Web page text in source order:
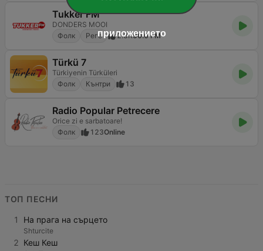
Tukker FM
DONDERS MOOI
Фолк
Реге 2.3K90.0 FM
Türkü 7
Türkiyenin Türküleri
Фолк
Кънтри 13
Radio Popular Petrecere
Orice zi e sarbatoare!
Фолк
123Online
ТОП ПЕСНИ
1 На прага на сърцето
Shturcite
2 Кеш Кеш
приложението